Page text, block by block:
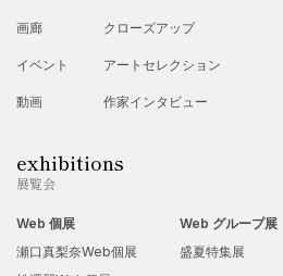
画廊
イベント
動画
クローズアップ
アートセレクション
作家インタビュー
exhibitions
展覧会
Web 個展
瀬口真梨奈Web個展
Web グループ展
盛夏特集展